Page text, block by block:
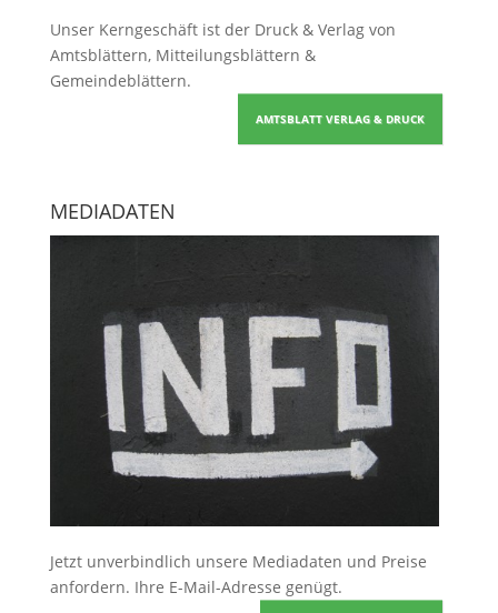
Unser Kerngeschäft ist der Druck & Verlag von
Amtsblättern, Mitteilungsblättern &
Gemeindeblättern.
AMTSBLATT VERLAG & DRUCK
MEDIADATEN
Jetzt unverbindlich unsere Mediadaten und Preise
anfordern. Ihre E-Mail-Adresse genügt.